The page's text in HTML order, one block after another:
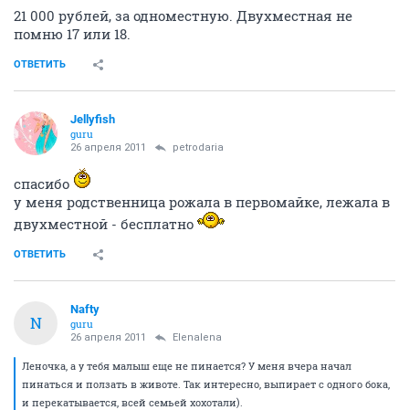
21 000 рублей, за одноместную. Двухместная не
помню 17 или 18.
ОТВЕТИТЬ
Jellyfish
guru
26 апреля 2011 petrodaria
спасибо
у меня родственница рожала в первомайке, лежала в
двухместной - бесплатно
ОТВЕТИТЬ
N
Nafty
guru
26 апреля 2011 Elenalena
Леночка, а у тебя малыш еще не пинается? У меня вчера начал
пинаться и ползать в животе. Так интересно, выпирает с одного бока,
и перекатывается, всей семьей хохотали).